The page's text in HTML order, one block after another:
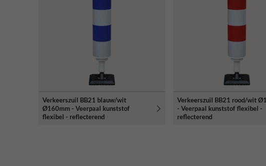
Verkeerszuil BB21 blauw/wit
Ø160mm - Veerpaal kunststof
flexibel - reflecterend
Verkeerszuil BB21 rood/wit
- Veerpaal kunststof flexibel -
reflecterend